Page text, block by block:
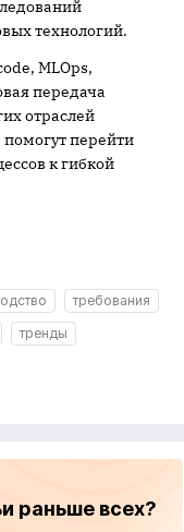
технологий.
MLOps,
передача
отраслей
перейти
к гибкой
требования
тренды
раньше всех?